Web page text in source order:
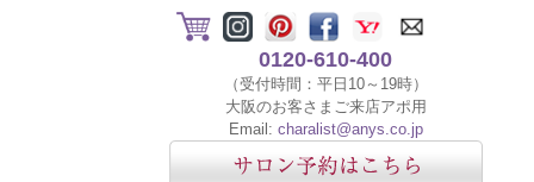
0120-610-400
（受付時間：平日10～19時）
大阪のお客さまご来店アポ用
Email: charalist@anys.co.jp